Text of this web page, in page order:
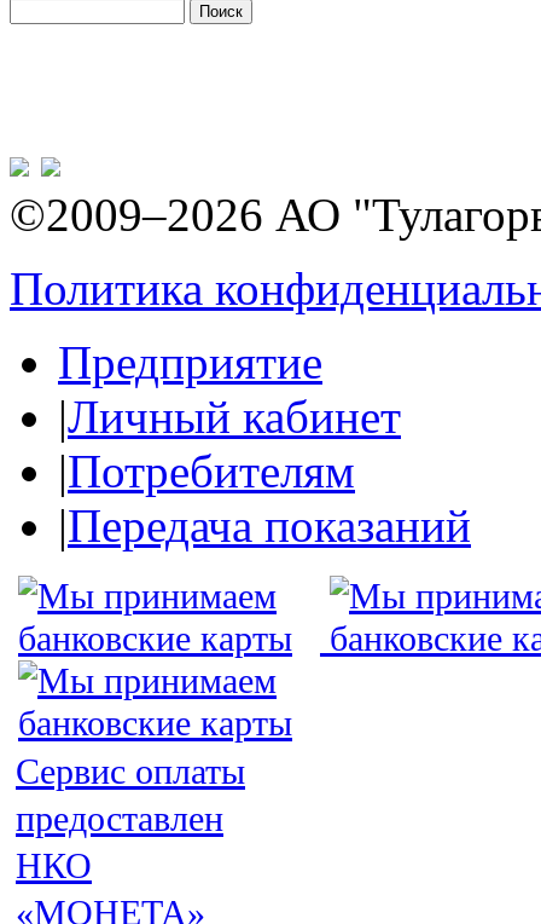
©2009–2026 АО
Политика
Предприятие
|Личный кабинет
|Потребителям
|Передача показаний
Сервис оплаты
предоставлен
НКО
«МОНЕТА»